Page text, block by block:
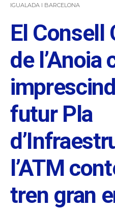
IGUALADA I BARCELONA
El Consell
de l’Anoia
futur Pla
l’ATM
tren gran